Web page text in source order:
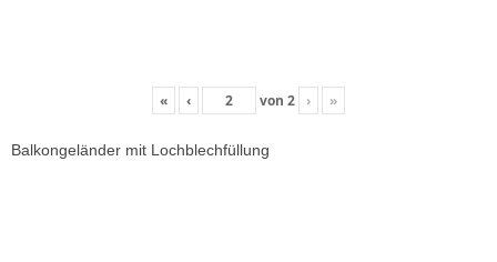
« ‹ von 2 › »
Balkongeländer mit Lochblechfüllung